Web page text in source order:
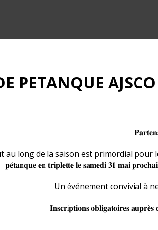
PETANQUE AJSCO
long de la saison est primordial pour
𝐩𝐞́𝐭𝐚𝐧𝐪𝐮𝐞 𝐞𝐧 𝐭𝐫𝐢𝐩𝐥𝐞𝐭𝐭𝐞 𝐥𝐞 𝐬𝐚𝐦𝐞𝐝𝐢 𝟑𝟏 𝐦𝐚𝐢
Un événement convivial à
𝐈𝐧𝐬𝐜𝐫𝐢𝐩𝐭𝐢𝐨𝐧𝐬 𝐨𝐛𝐥𝐢𝐠𝐚𝐭𝐨𝐢𝐫𝐞𝐬